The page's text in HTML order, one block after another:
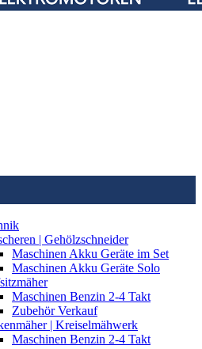
| Gehölzschneider
Maschinen Akku Geräte im Set
Maschinen Akku Geräte Solo
Maschinen Benzin 2-4 Takt
Zubehör Verkauf
| Kreiselmähwerk
Maschinen Benzin 2-4 Takt